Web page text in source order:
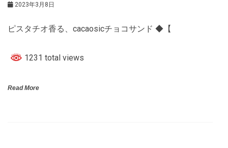
2023年3月8日
ピスタチオ香る、cacaosicチョコサンド ◆【
1231 total views
Read More